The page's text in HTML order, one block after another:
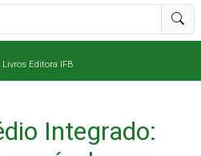
Livros Editora IFB
Integrado: